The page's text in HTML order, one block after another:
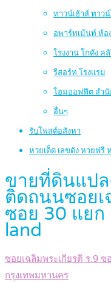
ทาวน์เฮ้าส์ ทาว
อพาร์ทเม้นท์ ห้อ
โรงงาน โกดัง ค
รีสอร์ท โรงแรม
โฮมออฟฟิต สำ
อื่นๆ
รับโพสต์อสังหา
หวยเด็ด เลขดัง หวยฟรี
ขายที่ดินแป
ติดถนนซอยเ
ซอย 30 แยก
land
ซอยเฉลิมพระเกียรติ ร.9
กรุงเทพมหานคร